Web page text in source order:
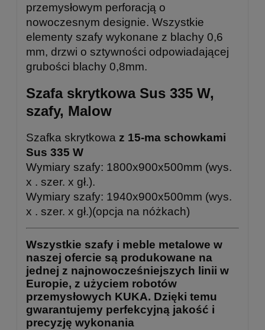
przemysłowym perforacją o
nowoczesnym designie. Wszystkie
elementy szafy wykonane z blachy 0,6
mm, drzwi o sztywności odpowiadającej
grubości blachy 0,8mm.
Szafa skrytkowa Sus 335 W,
szafy, Malow
Szafka skrytkowa z 15-ma schowkami
Sus 335 W
Wymiary szafy: 1800x900x500mm (wys.
x . szer. x gł.).
Wymiary szafy: 1940x900x500mm (wys.
x . szer. x gł.)(opcja na nóżkach)
Wszystkie szafy i meble metalowe w
naszej ofercie są produkowane na
jednej z najnowocześniejszych linii w
Europie, z użyciem robotów
przemysłowych KUKA. Dzięki temu
gwarantujemy perfekcyjną jakość i
precyzję wykonania